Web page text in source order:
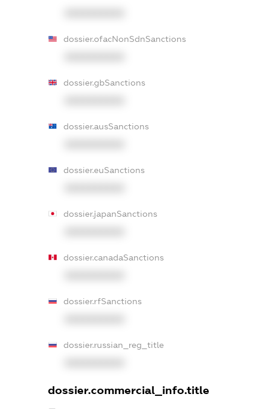
dossier.ofacNonSdnSanctions
dossier.gbSanctions
dossier.ausSanctions
dossier.euSanctions
dossier.japanSanctions
dossier.canadaSanctions
dossier.rfSanctions
dossier.russian_reg_title
dossier.commercial_info.title